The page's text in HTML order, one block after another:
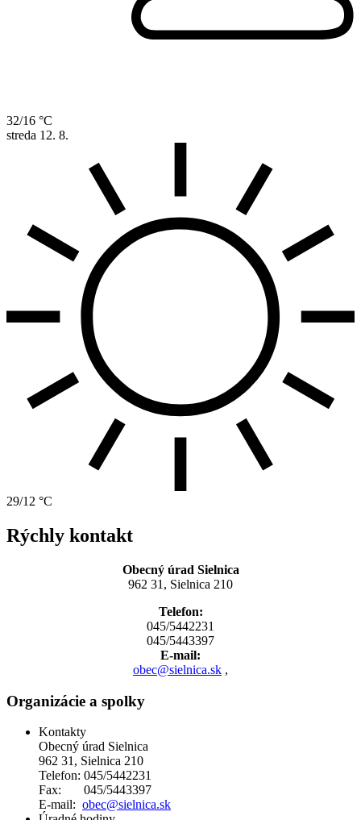
32/16 °C
streda 12. 8.
29/12 °C
Rýchly kontakt
Obecný úrad Sielnica
962 31, Sielnica 210
Telefon:
045/5442231
045/5443397
E-mail:
obec@sielnica.sk ,
Organizácie a spolky
Kontakty
Obecný úrad Sielnica
962 31, Sielnica 210
Telefon: 045/5442231
Fax: 045/5443397
E-mail: obec@sielnica.sk